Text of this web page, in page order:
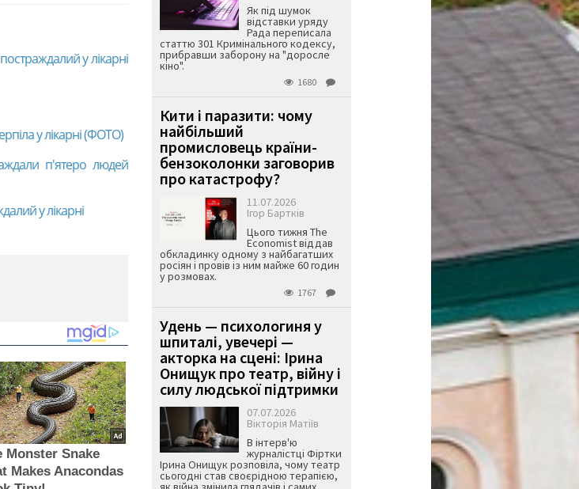
у лікарні
у лікарні (ФОТО)
п'ятеро людей
у лікарні
Monster Snake
Makes Anacondas
Як під шумок
відставки уряду
Рада переписала
статтю 301 Кримінального кодексу,
прибравши заборону на "доросле
кіно".
1680
Кити і паразити: чому
найбільший
промисловець країни-
бензоколонки заговорив
про катастрофу?
11.07.2026
Ігор Бартків
Цього тижня The
Economist віддав
обкладинку одному з найбагатших
росіян і провів із ним майже 60 годин
у розмовах.
1767
Удень — психологиня у
шпиталі, увечері —
акторка на сцені: Ірина
Онищук про театр, війну і
силу людської підтримки
07.07.2026
Вікторія Матіїв
В інтерв'ю
журналістці Фіртки
Ірина Онищук розповіла, чому театр
сьогодні став своєрідною терапією,